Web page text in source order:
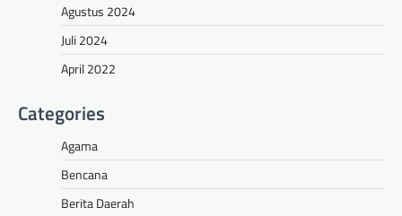
Agustus 2024
Juli 2024
April 2022
Categories
Agama
Bencana
Berita Daerah